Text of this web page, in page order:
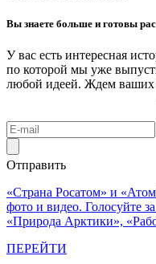
Вы знаете больше и готовы
У вас есть интересная
по которой мы уже
любой идеей. Ждем
Отправить
«Страна Росатом» и
фото и видео. Голосуйте
«Природа Арктики»,
ПЕРЕЙТИ